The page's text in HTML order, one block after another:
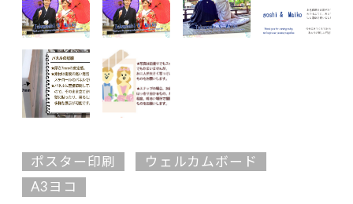
ポスター印刷
ウェルカムボード
A3ヨコ